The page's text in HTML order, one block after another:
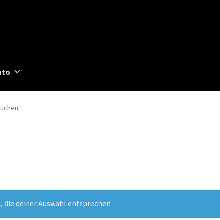
die deiner Auswahl entsprechen.